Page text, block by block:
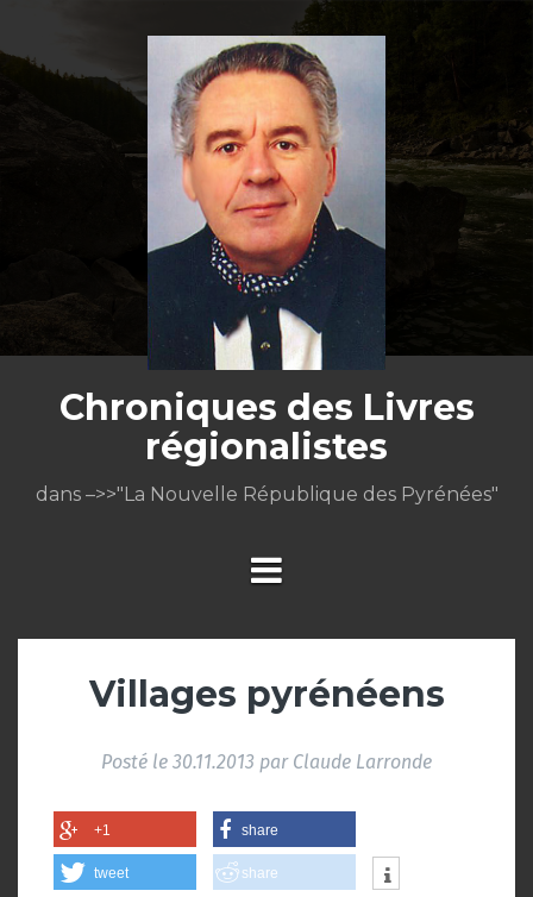
contenu
Chroniques des Livres
régionalistes
dans –>>"La Nouvelle République des Pyrénées"
Villages pyrénéens
Posté le 30.11.2013 par Claude Larronde
+1 share
tweet share